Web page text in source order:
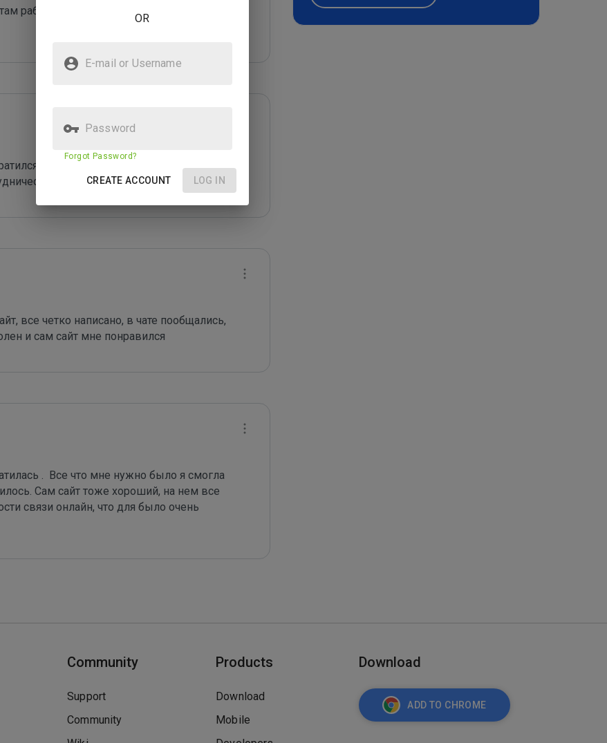
работают боги, качество работ низкое, не
за услугой. Все что на сайте было
остался доволен
все четко написано, в чате пообщались,
и сам сайт мне понравился
.  Все что мне нужно было я смогла
Сам сайт тоже хороший, на нем все
связи онлайн, что для было очень
Community
Support
Community
Products
Download
Mobile
Download
ADD TO CHROME
OR
E-mail or Username
Password
Forgot Password?
CREATE ACCOUNT LOG IN